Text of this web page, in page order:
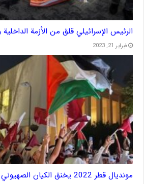
الرئيس الإسرائيلي قلق من الأزمة
فبراير 21, 2023
مونديال قطر 2022 يخنق الكيان الصهيوني ويعزله